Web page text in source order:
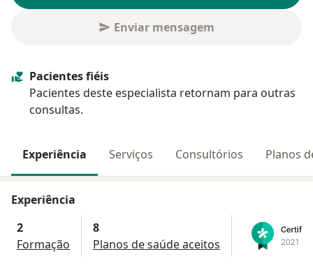
Enviar mensagem
Pacientes fiéis
Pacientes deste especialista retornam para outras
consultas.
Experiência Serviços Consultórios Planos
Experiência
2
Formação
8
Planos de saúde aceitos